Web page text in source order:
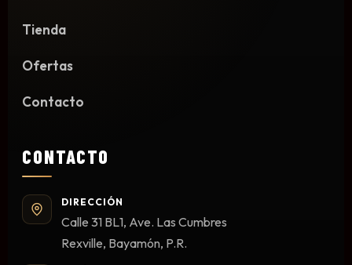
Peines, Cepillos y Capas
Blowers
Nail Drills
Acrílicos y Colecciones
Esmaltes y Gel Remover
Top, Base, Builder y Polygel
Tienda
Ofertas
Contacto
CONTACTO
DIRECCIÓN
Calle 31 BL1, Ave. Las Cumbres
Rexville, Bayamón, P.R.